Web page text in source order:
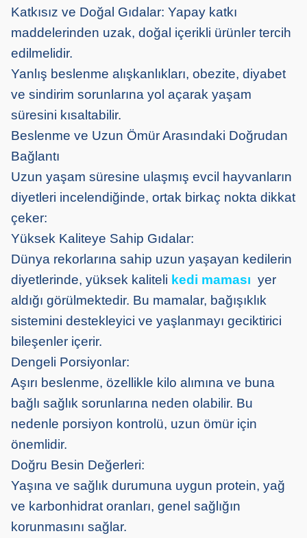
Katkısız ve Doğal Gıdalar: Yapay katkı
maddelerinden uzak, doğal içerikli ürünler tercih
edilmelidir.
Yanlış beslenme alışkanlıkları, obezite, diyabet
ve sindirim sorunlarına yol açarak yaşam
süresini kısaltabilir.
Beslenme ve Uzun Ömür Arasındaki Doğrudan
Bağlantı
Uzun yaşam süresine ulaşmış evcil hayvanların
diyetleri incelendiğinde, ortak birkaç nokta dikkat
çeker:
Yüksek Kaliteye Sahip Gıdalar:
Dünya rekorlarına sahip uzun yaşayan kedilerin
diyetlerinde, yüksek kaliteli kedi maması yer
aldığı görülmektedir. Bu mamalar, bağışıklık
sistemini destekleyici ve yaşlanmayı geciktirici
bileşenler içerir.
Dengeli Porsiyonlar:
Aşırı beslenme, özellikle kilo alımına ve buna
bağlı sağlık sorunlarına neden olabilir. Bu
nedenle porsiyon kontrolü, uzun ömür için
önemlidir.
Doğru Besin Değerleri:
Yaşına ve sağlık durumuna uygun protein, yağ
ve karbonhidrat oranları, genel sağlığın
korunmasını sağlar.